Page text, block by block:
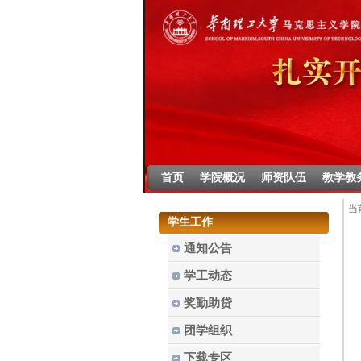
首页 学院概况 师资队伍 教学教
学生工作
通知公告
学工动态
奖勤助贷
团学组织
下载专区
当